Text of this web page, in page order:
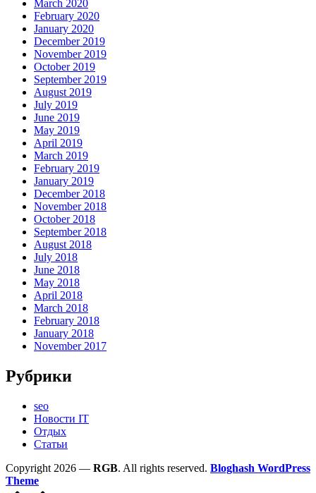
March 2020
February 2020
January 2020
December 2019
November 2019
October 2019
September 2019
August 2019
July 2019
June 2019
May 2019
April 2019
March 2019
February 2019
January 2019
December 2018
November 2018
October 2018
September 2018
August 2018
July 2018
June 2018
May 2018
April 2018
March 2018
February 2018
January 2018
November 2017
Рубрики
seo
Новости IT
Отдых
Статьи
Copyright 2026 — RGB. All rights reserved. Bloghash WordPress
Theme